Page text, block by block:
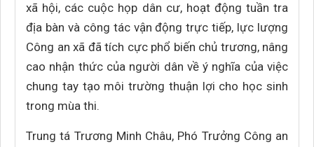
xã hội, các cuộc họp dân cư, hoạt động tuần tra
địa bàn và công tác vận động trực tiếp, lực lượng
Công an xã đã tích cực phổ biến chủ trương, nâng
cao nhận thức của người dân về ý nghĩa của việc
chung tay tạo môi trường thuận lợi cho học sinh
trong mùa thi.
Trung tá Trương Minh Châu, Phó Trưởng Công an